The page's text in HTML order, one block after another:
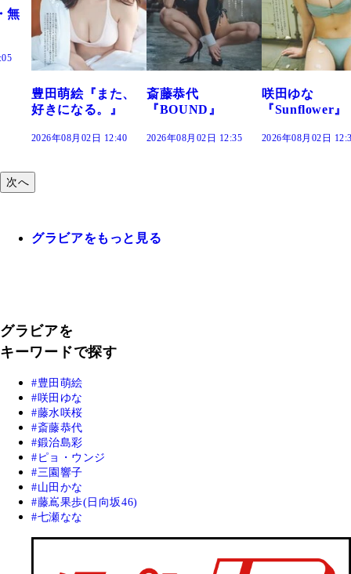
斎藤恭代
『BOUND』
2026年08月02日 12:35
咲田ゆな
『Sunflower』
2026年08月02日 12:30
藤水咲桜『花
だまり』
2026年08月02日
次へ
グラビアをもっと見る
グラビアを
キーワードで探す
豊田萌絵
咲田ゆな
藤水咲桜
斎藤恭代
鍛治島彩
ピョ・ウンジ
三園響子
山田かな
藤嶌果歩(日向坂46)
七瀬なな